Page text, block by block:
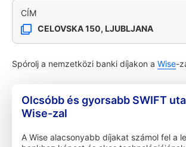
CÍM
CELOVSKA 150, LJUBLJANA
Spórolj a nemzetközi banki díjakon a Wise-
Olcsóbb és gyorsabb SWIFT
Wise-zal
A Wise alacsonyabb díjakat számol fel a